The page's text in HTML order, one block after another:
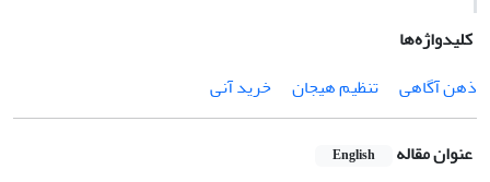
کلیدواژه‌ها
ذهن آگاهی
تنظیم هیجان خرید آنی
عنوان مقاله English